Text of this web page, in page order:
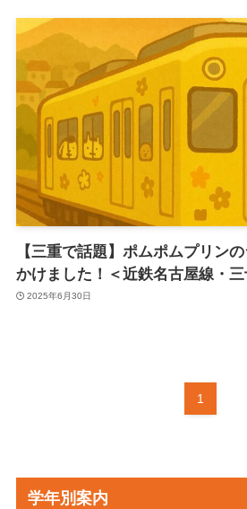
【三重で話題】ポムポムプリン
かけました！＜近鉄名古屋線・三
2025年6月30日
1
学年別案内